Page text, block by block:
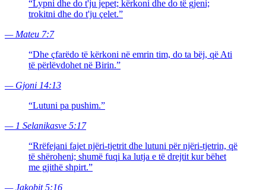
“Lypni dhe do t'ju jepet; kërkoni dhe do të gjeni;
trokitni dhe do t'ju çelet.”
— Mateu 7:7
“Dhe çfarëdo të kërkoni në emrin tim, do ta bëj, që Ati
të përlëvdohet në Birin.”
— Gjoni 14:13
“Lutuni pa pushim.”
— 1 Selanikasve 5:17
“Rrëfejani fajet njëri-tjetrit dhe lutuni për njëri-tjetrin, që
të shëroheni; shumë fuqi ka lutja e të drejtit kur bëhet
me gjithë shpirt.”
—Jakobit 5:16